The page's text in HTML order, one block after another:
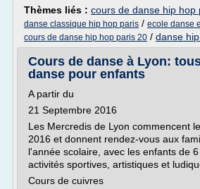
Thèmes liés : cours de danse hip hop
danse classique hip hop paris / ecole danse
cours de danse hip hop paris 20 / danse
Cours de danse à Lyon:
danse pour enfants
A partir du
21 Septembre 2016
Les Mercredis de Lyon commencent
2016 et donnent rendez-vous aux
l'année scolaire, avec les enfants de
activités sportives, artistiques et
Cours de cuivres